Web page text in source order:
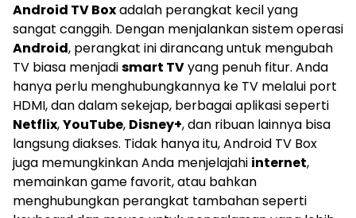
Android TV Boxadalah perangkat kecil yang
sangat canggih. Dengan menjalankan sistem operasi
Android, perangkat ini dirancang untuk mengubah
TV biasa menjadismart TVyang penuh fitur. Anda
hanya perlu menghubungkannya ke TV melalui port
HDMI, dan dalam sekejap, berbagai aplikasi seperti
Netflix,YouTube, Disney+, dan ribuan lainnya bisa
langsung diakses. Tidak hanya itu, Android TV Box
juga memungkinkan Anda menjelajahi internet,
memainkan game favorit, atau bahkan
menghubungkan perangkat tambahan seperti